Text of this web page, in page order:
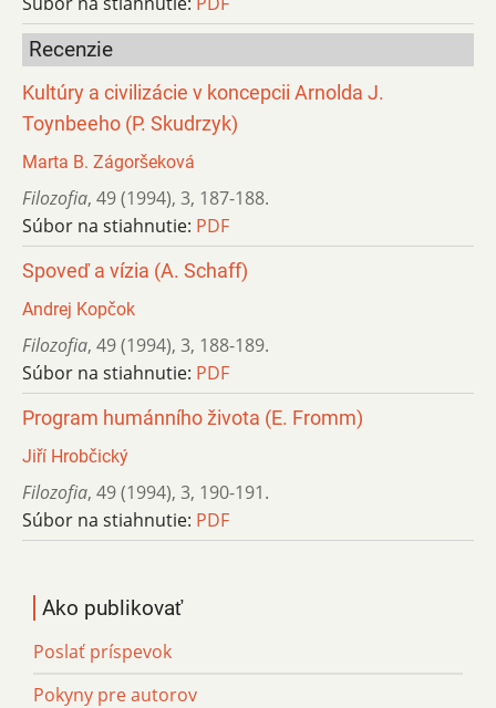
Recenzie
Kultúry a civilizácie v koncepcii Arnolda J.
Toynbeeho (P. Skudrzyk)
Marta B. Zágoršeková
Filozofia, 49 (1994), 3, 187-188.
Súbor na stiahnutie: PDF
Spoveď a vízia (A. Schaff)
Andrej Kopčok
Filozofia, 49 (1994), 3, 188-189.
Súbor na stiahnutie: PDF
Program humánního života (E. Fromm)
Jiří Hrobčický
Filozofia, 49 (1994), 3, 190-191.
Súbor na stiahnutie: PDF
Ako publikovať
Poslať príspevok
Pokyny pre autorov